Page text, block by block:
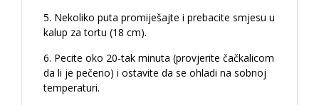
Nekoliko puta promiješajte i prebacite smjesu u
kalup za tortu (18 cm).
Pecite oko 20-tak minuta (provjerite čačkalicom
da li je pečeno) i ostavite da se ohladi na sobnoj
temperaturi.